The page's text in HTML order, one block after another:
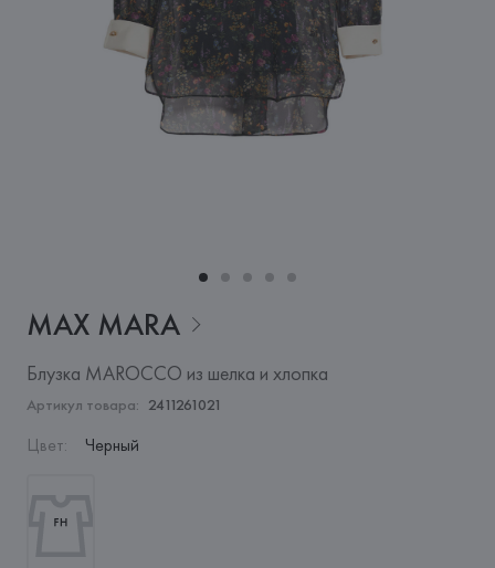
MAX MARA
Блузка MAROCCO из шелка и хлопка
Артикул товара: 2411261021
Цвет: Черный